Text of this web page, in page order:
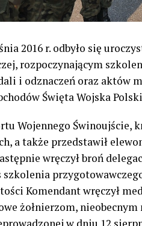
2016 r. odbyło się
rozpoczynającym
i odznaczeń oraz aktów
Święta Wojska
Wojennego Świnoujście,
a także przedstawił
wręczył broń
Komendant wręczył
żołnierzom,